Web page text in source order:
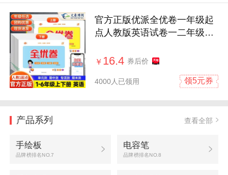
官方正版优派全优卷一年级起
点人教版英语试卷一二年级三
单元检测月考期中期末测试卷
￥ 16.4 券后价
4000人已领用 领5元券
产品系列 查看全部
手绘板
品牌榜排名NO.7
电容笔
品牌榜排名NO.8